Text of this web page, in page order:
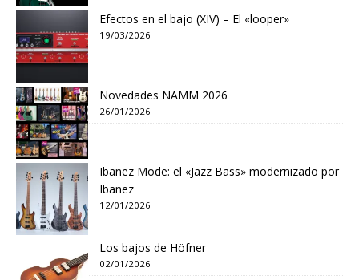
Efectos en el bajo (XIV) – El «looper»
19/03/2026
Novedades NAMM 2026
26/01/2026
Ibanez Mode: el «Jazz Bass» modernizado por
Ibanez
12/01/2026
Los bajos de Höfner
02/01/2026